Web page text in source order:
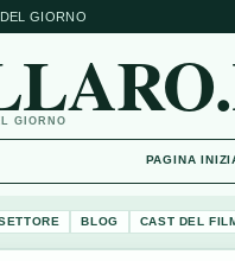
GIORNO
GIORNO
PAGINA
BLOG CAST DEL